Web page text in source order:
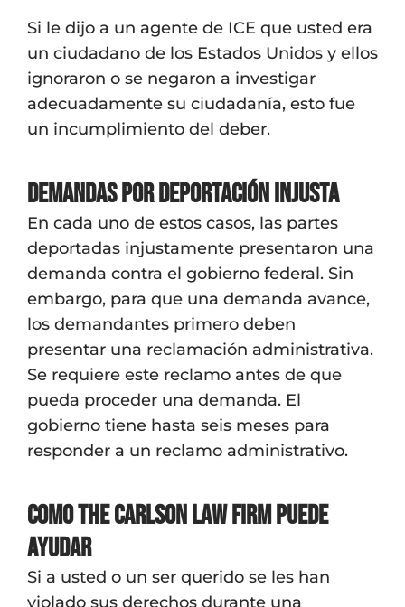
Si le dijo a un agente de ICE que usted era
un ciudadano de los Estados Unidos y ellos
ignoraron o se negaron a investigar
adecuadamente su ciudadanía, esto fue
un incumplimiento del deber.
Demandas por Deportación Injusta
En cada uno de estos casos, las partes
deportadas injustamente presentaron una
demanda contra el gobierno federal. Sin
embargo, para que una demanda avance,
los demandantes primero deben
presentar una reclamación administrativa.
Se requiere este reclamo antes de que
pueda proceder una demanda. El
gobierno tiene hasta seis meses para
responder a un reclamo administrativo.
Como The Carlson Law Firm puede
ayudar
Si a usted o un ser querido se les han
violado sus derechos durante una